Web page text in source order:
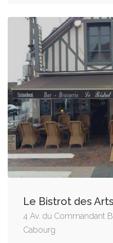
Le Bistrot des Arts
4 Av. du Commandant
Cabourg